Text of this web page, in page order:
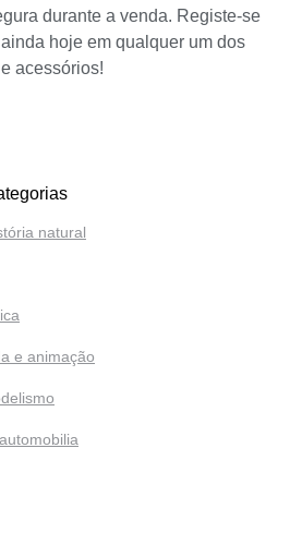
durante a venda. Registe-se
hoje em qualquer um dos
acessórios!
natural
e animação